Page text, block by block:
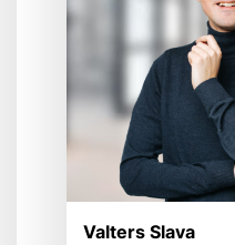
Valters Slava